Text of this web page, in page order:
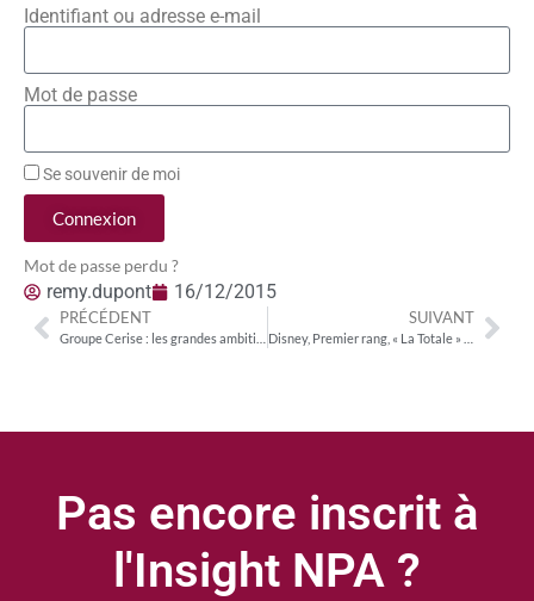
Identifiant ou adresse e-mail
Mot de passe
Se souvenir de moi
Connexion
Mot de passe perdu ?
remy.dupont 16/12/2015
PRÉCÉDENT SUIVANT
Pas encore inscrit à
l'Insight NPA ?